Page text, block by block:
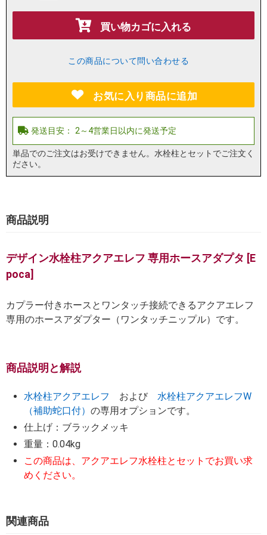
買い物カゴに入れる
この商品について問い合わせる
お気に入り商品に追加
単品でのご注文はお受けできません。水栓柱とセットでご注文く
ださい。
商品説明
デザイン水栓柱アクアエレフ 専用ホースアダプタ [E
poca]
カプラー付きホースとワンタッチ接続できるアクアエレフ
専用のホースアダプター（ワンタッチニップル）です。
商品説明と解説
水栓柱アクアエレフ および 水栓柱アクアエレフW
（補助蛇口付） の専用オプションです。
仕上げ：ブラックメッキ
重量：0.04kg
この商品は、アクアエレフ水栓柱とセットでお買い求
めください。
関連商品